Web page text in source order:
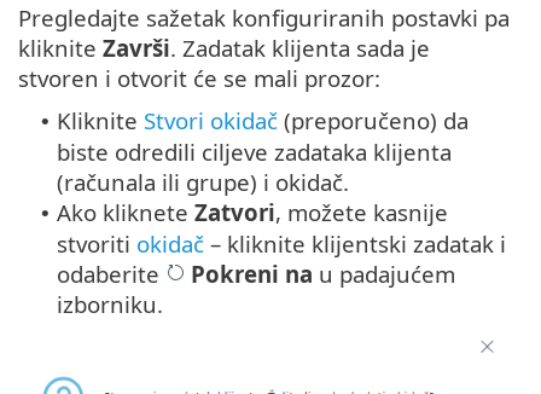
Pregledajte sažetak konfiguriranih postavki pa
kliknite Završi. Zadatak klijenta sada je
stvoren i otvorit će se mali prozor:
• Kliknite Stvori okidač (preporučeno) da
biste odredili ciljeve zadataka klijenta
(računala ili grupe) i okidač.
• Ako kliknete Zatvori, možete kasnije
stvoriti okidač – kliknite klijentski zadatak i
odaberite
Pokreni na u padajućem
izborniku.